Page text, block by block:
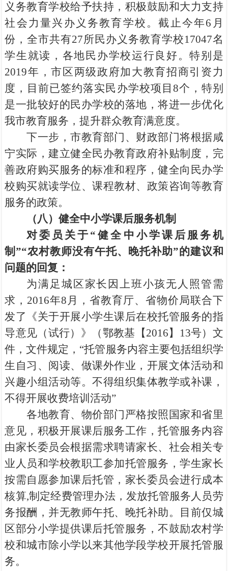
义务教育学校给予扶持，积极鼓励和大力支持
社会力量兴办义务教育学校。截止今年6月
份，全市共有27所民办义务教育学校17047名
学生就读，各地民办学校运行良好。特别是
2019年，市区两级政府加大教育招商引资力
度，目前已签约落实民办学校项目8个，特别
是一批较好的民办学校的落地，将进一步优化
我市教育服务，提升群众教育满意度。
下一步，市教育部门、财政部门将根据咸
宁实际，建立健全民办教育政府补贴制度，完
善政府购买服务的标准和程序，健全向民办学
校购买就读学位、课程教材、政策咨询等教育
服务的政策。
（八）健全中小学课后服务机制
对委员关于“健全中小学课后服务机
制”“农村教师没有午托、晚托补助”的建议和
问题的回复：
为满足城区家长因上班小孩无人照管需
求，2016年8月，省教育厅、省物价局联合下
发了《关于开展小学生课后在校托管服务的指
导意见（试行）》（鄂教基【2016】13号）文
件，文件规定，“托管服务内容主要包括组织学
生自习、阅读、做课外作业，开展文体活动和
兴趣小组活动等。不得组织集体教学或补课，
不得开展收费培训活动”
各地教育、物价部门严格按照国家和省里
意见，积极开展课后服务工作，托管服务内容
由家长委员会根据需求聘请家长、社会相关专
业人员和学校教职工参加托管服务，学生家长
按需自愿参加课后托管，家长委员会进行成本
核算,制定经费管理办法，发放托管服务人员劳
务报酬，并无教师午托、晚托补助。目前仅城
区部分小学提供课后托管服务，不鼓励农村学
校和城市除小学以来其他学段学校开展托管服
务。